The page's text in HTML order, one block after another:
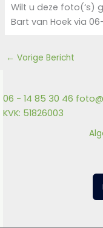
Wilt u deze foto(‘s)
Bart van Hoek via
← Vorige Bericht
06 - 14 85 30 46
KVK: 51826003